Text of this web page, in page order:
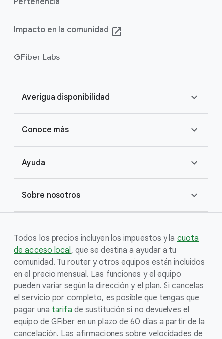
Impacto en la comunidad launch
GFiber Labs
Averigua disponibilidad expand_more
Conoce más expand_more
Ayuda expand_more
Sobre nosotros expand_more
Todos los precios incluyen los impuestos y la cuota
de acceso local , que se destina a ayudar a tu
comunidad. Tu router y otros equipos están incluidos
en el precio mensual. Las funciones y el equipo
pueden variar según la dirección y el plan. Si cancelas
el servicio por completo, es posible que tengas que
pagar una tarifa de sustitución si no devuelves el
equipo de GFiber en un plazo de 60 días a partir de la
cancelación. Las afirmaciones sobre velocidades de